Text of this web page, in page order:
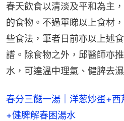
春天飲食以清淡及平和為主
的食物。不過單睇以上食材
些食法，筆者日前亦以上述
譜。除食物之外，邱醫師亦
水，可達溫中理氣、健脾去濕
春分三餸一湯｜洋葱炒蛋+
+健脾解春困湯水